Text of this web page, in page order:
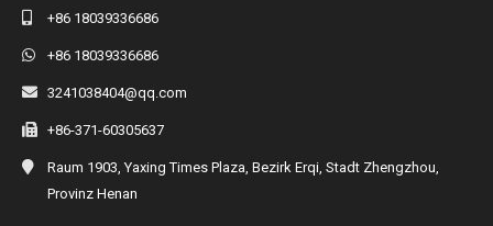
+86 18039336686
+86 18039336686
3241038404@qq.com
+86-371-60305637
Raum 1903, Yaxing Times Plaza, Bezirk Erqi, Stadt Zhengzhou,
Provinz Henan